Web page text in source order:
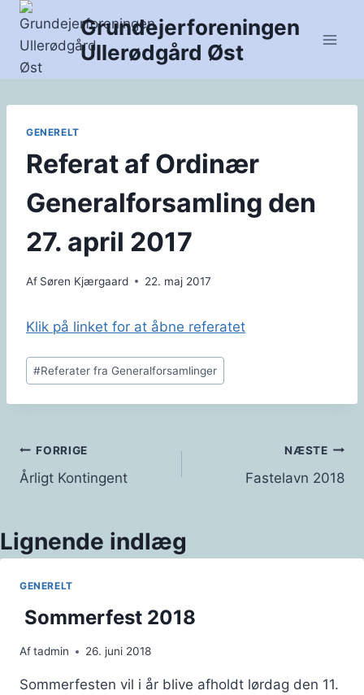
Fortsæt
indhold
Grundejerforeningen
Ullerødgård Øst
GENERELT
Referat af Ordinær
Generalforsamling den
27. april 2017
Af Søren Kjærgaard 22. maj 2017
Klik på linket for at åbne referatet
Indlæg-
tags:
#Referater fra Generalforsamlinger
Indlægsnavigation
FORRIGE
Årligt Kontingent
NÆSTE
Fastelavn 2018
Lignende indlæg
GENERELT
Sommerfest 2018
Aftadmin 26. juni 2018
Sommerfesten vil i år blive afholdt lørdag den 11.